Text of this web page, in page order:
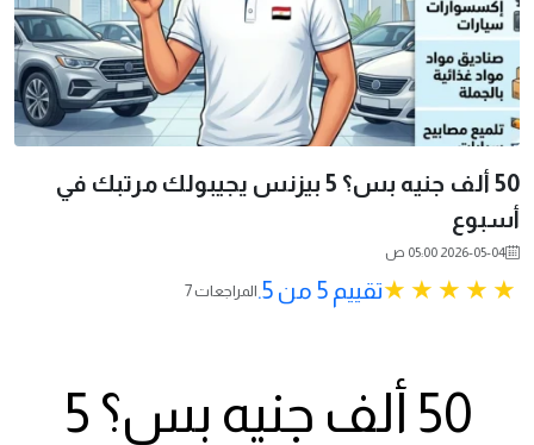
50 ألف جنيه بس؟ 5 بيزنس يجيبولك مرتبك في
أسبوع
2026-05-04 05:00 ص
تقييم 5 من 5. 7 المراجعات
50 ألف جنيه بس؟ 5